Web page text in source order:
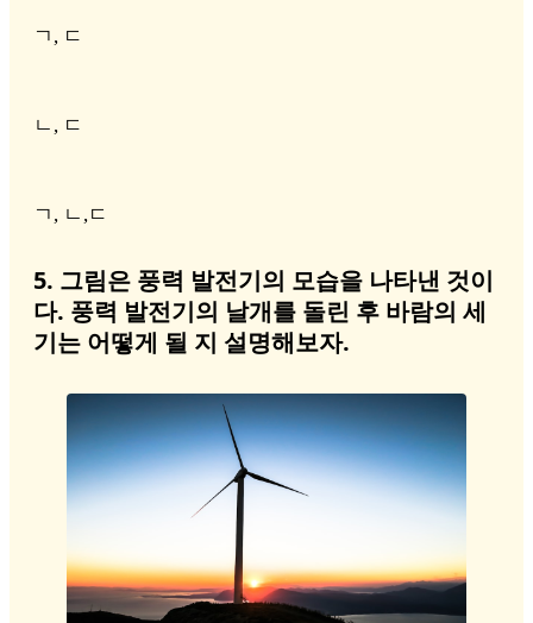
ㄱ, ㄷ
ㄴ, ㄷ
ㄱ, ㄴ,ㄷ
5. 그림은 풍력 발전기의 모습을 나타낸 것이
다. 풍력 발전기의 날개를 돌린 후 바람의 세
기는 어떻게 될 지 설명해보자.